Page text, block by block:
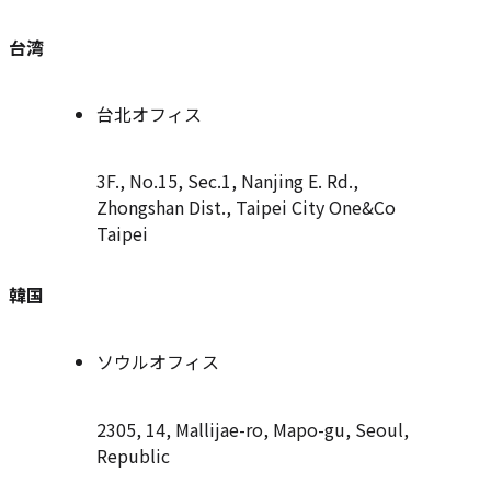
台湾
台北オフィス
3F., No.15, Sec.1, Nanjing E. Rd.,
Zhongshan Dist., Taipei City One&Co
Taipei
韓国
ソウルオフィス
2305, 14, Mallijae-ro, Mapo-gu, Seoul,
Republic